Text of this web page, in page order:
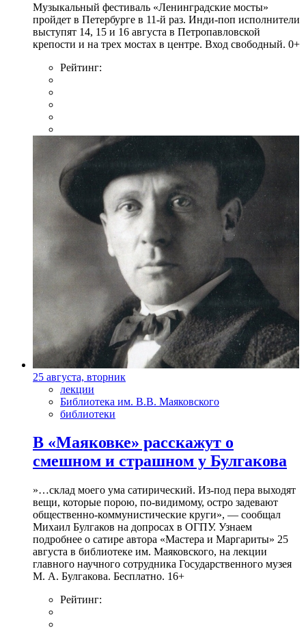
Музыкальный фестиваль «Ленинградские мосты»
пройдет в Петербурге в 11-й раз. Инди-поп исполнители
выступят 14, 15 и 16 августа в Петропавловской
крепости и на трех мостах в центре. Вход свободный. 0+
Рейтинг:
25 августа, вторник
лекции
Библиотека им. В.В. Маяковского
библиотеки
В «Маяковке» расскажут о
смешном и страшном у Булгакова
»…склад моего ума сатирический. Из-под пера выходят
вещи, которые порою, по-видимому, остро задевают
общественно-коммунистические круги», — сообщал
Михаил Булгаков на допросах в ОГПУ. Узнаем
подробнее о сатире автора «Мастера и Маргариты» 25
августа в библиотеке им. Маяковского, на лекции
главного научного сотрудника Государственного музея
М. А. Булгакова. Бесплатно. 16+
Рейтинг: